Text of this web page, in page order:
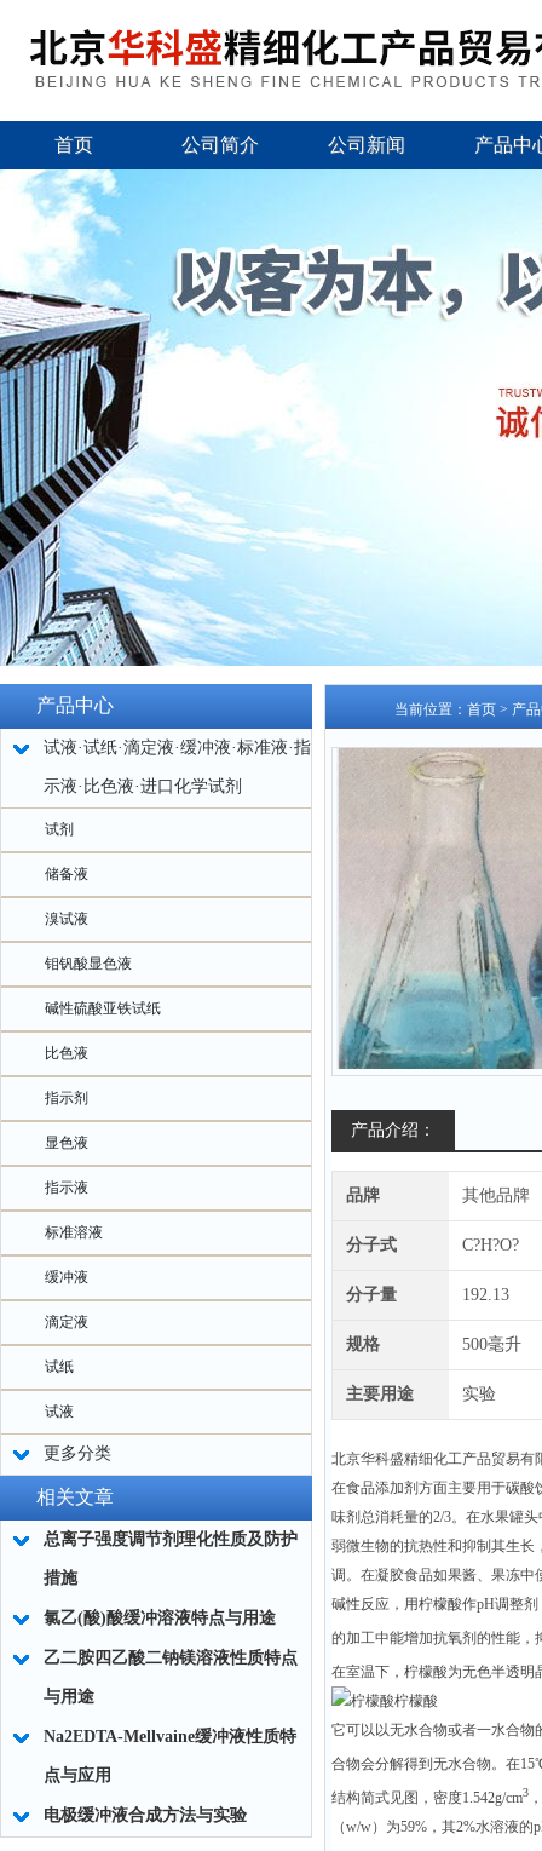
首页 公司简介 公司新闻 产品中
产品中心
试液·试纸·滴定液·缓冲液·标准液·指
示液·比色液·进口化学试剂
试剂
储备液
溴试液
钼钒酸显色液
碱性硫酸亚铁试纸
比色液
指示剂
显色液
指示液
标准溶液
缓冲液
滴定液
试纸
试液
更多分类
相关文章
总离子强度调节剂理化性质及防护
措施
氯乙(酸)酸缓冲溶液特点与用途
乙二胺四乙酸二钠镁溶液性质特点
与用途
Na2EDTA-Mellvaine缓冲液性质特
点与应用
电极缓冲液合成方法与实验
当前位置： 首页 > 产
产品介绍：
品牌 其他品牌
分子式 C?H?O?
分子量 192.13
规格 500毫升
主要用途 实验
北京华科盛精细化工产品贸易有
在食品添加剂方面主要用于碳酸
味剂总消耗量的2/3。在水果罐
弱微生物的抗热性和抑制其生长
调。在凝胶食品如果酱、果冻中
碱性反应，用柠檬酸作pH调整
的加工中能增加抗氧剂的性能，
在室温下，柠檬酸为无色半透明
柠檬酸
它可以以无水合物或者一水合
合物会分解得到无水合物。在
结构简式见图，密度1.542g/cm3
（w/w）为59%，其2%水溶液